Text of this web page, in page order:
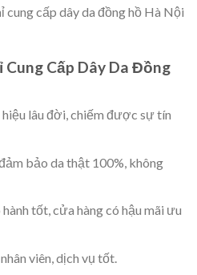
cung cấp dây da đồng hồ Hà Nội
Cấp Dây Da Đồng
lâu đời, chiếm được sự tín
bảo da thật 100%, không
tốt, cửa hàng có hậu mãi ưu
viên, dịch vụ tốt.